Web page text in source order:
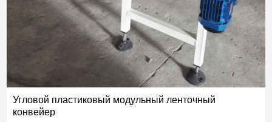
Угловой пластиковый модульный ленточный
конвейер